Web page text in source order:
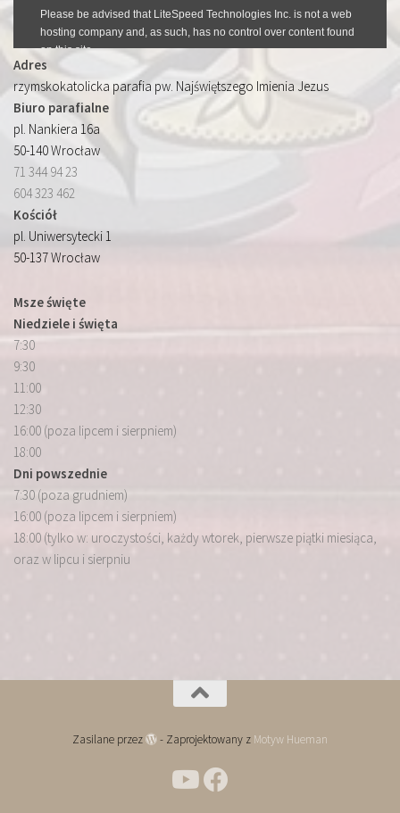
Adres
rzymskokatolicka parafia pw. Najświętszego Imienia Jezus
Biuro parafialne
pl. Nankiera 16a
50-140 Wrocław
71 344 94 23
604 323 462
Kościół
pl. Uniwersytecki 1
50-137 Wrocław
Msze święte
Niedziele i święta
7:30
9:30
11:00
12:30
16:00 (poza lipcem i sierpniem)
18:00
Dni powszednie
7:30 (poza grudniem)
16:00 (poza lipcem i sierpniem)
18:00 (tylko w: uroczystości, każdy wtorek, pierwsze piątki miesiąca,
oraz w lipcu i sierpniu
Zasilane przez - Zaprojektowany z Motyw Hueman